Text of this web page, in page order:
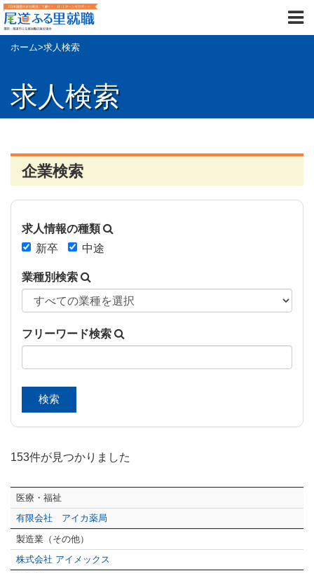
ホーム>求人検索
求人検索
企業検索
求人情報の種類
新卒
中途
業種別検索
フリーワード検索
153件が見つかりました
医療・福祉
有限会社 アイカ薬局
製造業（その他）
株式会社 アイメックス